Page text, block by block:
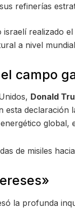
refinerías
realizado
a nivel
campo
Donald
de misiles
la profunda